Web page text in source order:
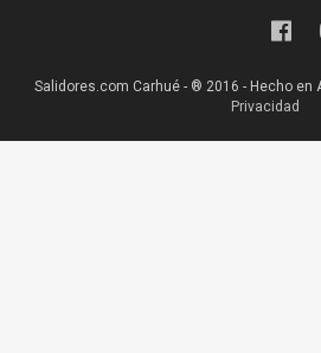
Salidores.com Carhué - ® 2016 - Hecho en
Privacidad